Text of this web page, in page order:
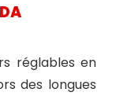
réglables en
des longues